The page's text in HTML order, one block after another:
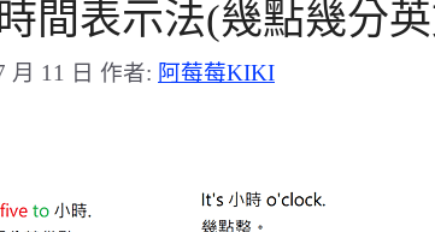
間表示法(幾點幾分
月 11 日 作者: 阿莓莓KIKI